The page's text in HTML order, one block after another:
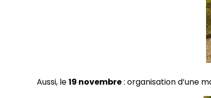
Aussi, le19 novembre: organisation d’une